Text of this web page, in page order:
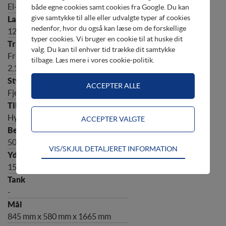
El-start
12 V - 40 A
Frem - Neutral - Bak, udveksling
2,14
Fjernbetjening
Hydraulisk
508 mm (L)
150 HK
-
845 mm x 580 mm x 1665 mm
både egne cookies samt cookies fra Google. Du kan
give samtykke til alle eller udvalgte typer af cookies
nedenfor, hvor du også kan læse om de forskellige
typer cookies. Vi bruger en cookie til at huske dit
valg. Du kan til enhver tid trække dit samtykke
tilbage. Læs mere i vores cookie-politik
Teknisk
Tekniske cookies er nødvendige for hjemmesidens
Statistik
VIS/SKJUL DETALJERET INFORMATION